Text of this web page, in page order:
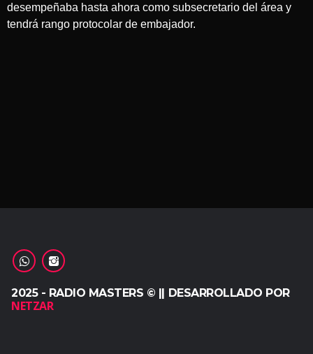
desempeñaba hasta ahora como subsecretario del área y
tendrá rango protocolar de embajador.
2025 - RADIO MASTERS © || DESARROLLADO POR
NETZAR